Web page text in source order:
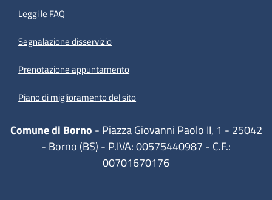
Leggi le FAQ
Segnalazione disservizio
Prenotazione appuntamento
Piano di miglioramento del sito
Comune di Borno - Piazza Giovanni Paolo II, 1 - 25042
- Borno (BS) - P.IVA: 00575440987 - C.F.:
00701670176